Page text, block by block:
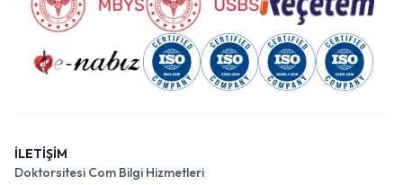
İLETİŞİM
Doktorsitesi Com Bilgi Hizmetleri